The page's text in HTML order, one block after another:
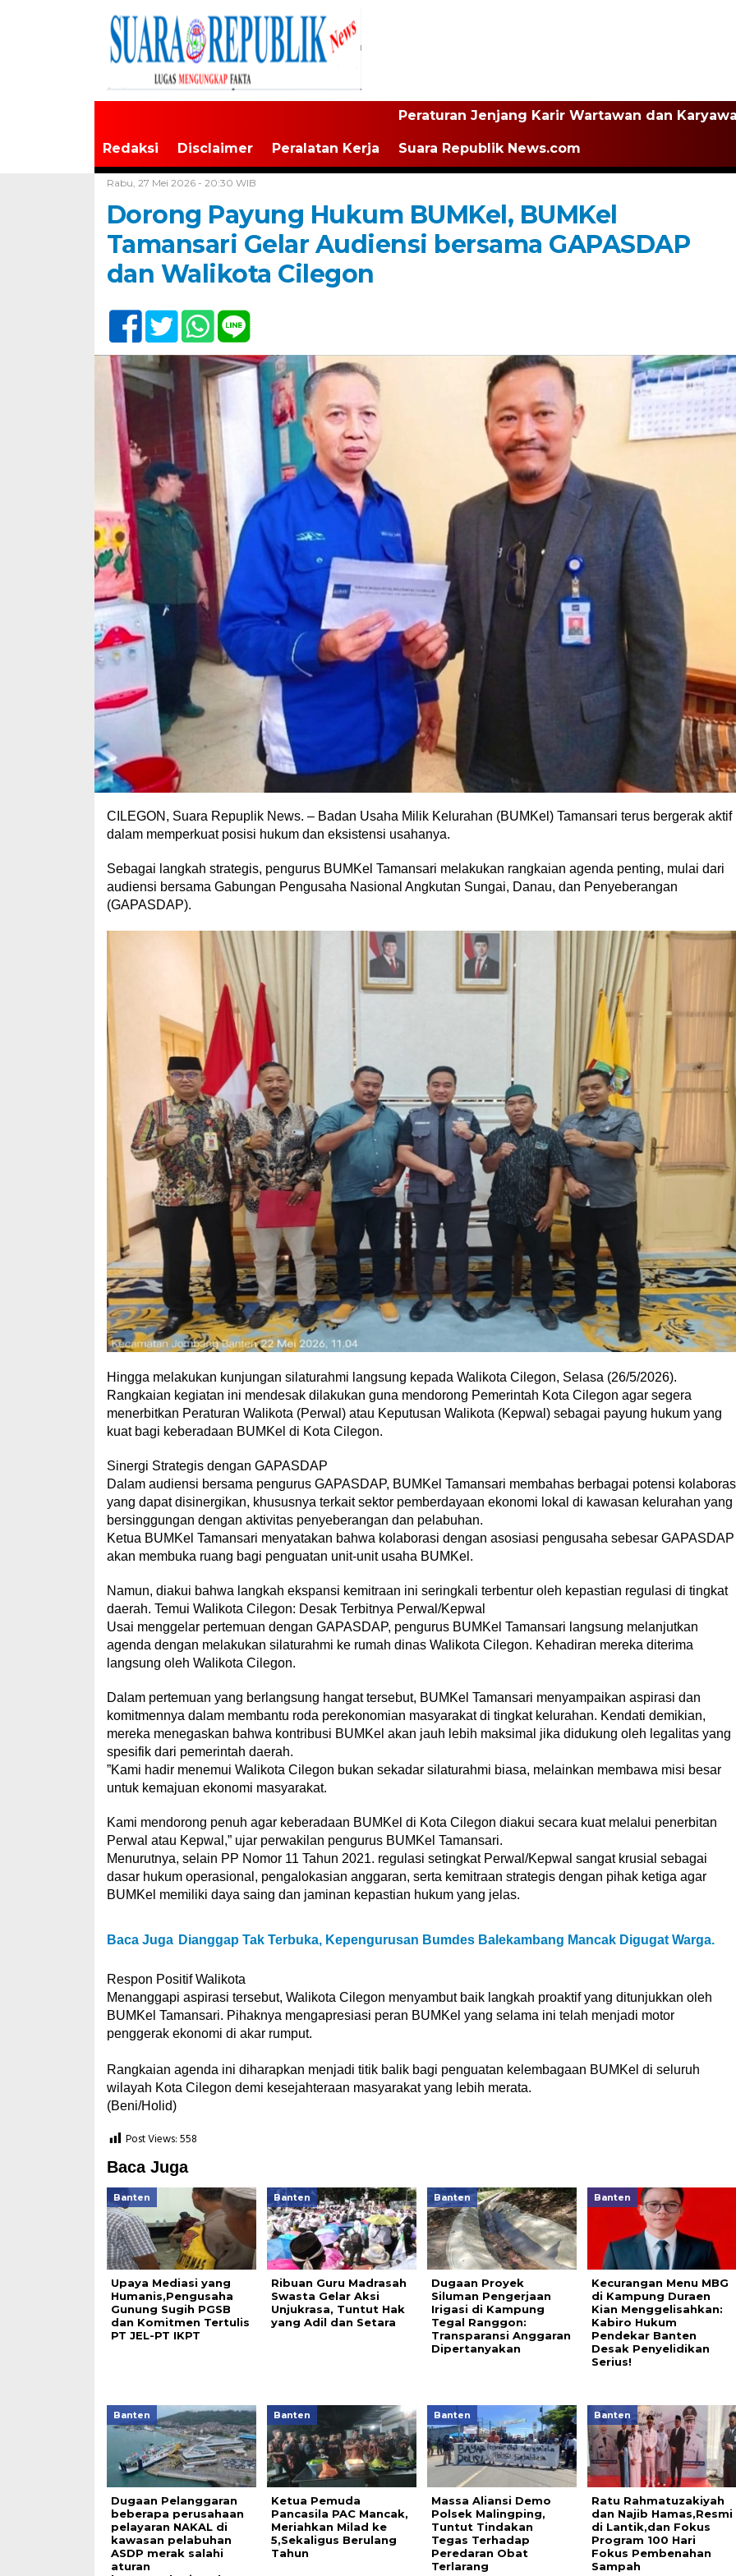
Redaksi Disclaimer Peralatan Kerja
Peraturan Jenjang Karir Wartawan dan
Suara Republik News.com
Rabu, 27 Mei 2026 - 20:30 WIB
Dorong Payung Hukum BUMKel, BUMKel
Tamansari Gelar Audiensi bersama GAPASDAP
dan Walikota Cilegon
​CILEGON, Suara Repuplik News. – Badan Usaha Milik Kelurahan (BUMKel) Tamansari terus bergerak aktif
dalam memperkuat posisi hukum dan eksistensi usahanya.
Sebagai langkah strategis, pengurus BUMKel Tamansari melakukan rangkaian agenda penting, mulai dari
audiensi bersama Gabungan Pengusaha Nasional Angkutan Sungai, Danau, dan Penyeberangan
(GAPASDAP).
Hingga melakukan kunjungan silaturahmi langsung kepada Walikota Cilegon, Selasa (26/5/2026).
​Rangkaian kegiatan ini mendesak dilakukan guna mendorong Pemerintah Kota Cilegon agar segera
menerbitkan Peraturan Walikota (Perwal) atau Keputusan Walikota (Kepwal) sebagai payung hukum yang
kuat bagi keberadaan BUMKel di Kota Cilegon.
​Sinergi Strategis dengan GAPASDAP
​Dalam audiensi bersama pengurus GAPASDAP, BUMKel Tamansari membahas berbagai potensi
yang dapat disinergikan, khususnya terkait sektor pemberdayaan ekonomi lokal di kawasan kelurahan yang
bersinggungan dengan aktivitas penyeberangan dan pelabuhan.
​Ketua BUMKel Tamansari menyatakan bahwa kolaborasi dengan asosiasi pengusaha sebesar GAPASDAP
akan membuka ruang bagi penguatan unit-unit usaha BUMKel.
Namun, diakui bahwa langkah ekspansi kemitraan ini seringkali terbentur oleh kepastian regulasi di tingkat
daerah. Temui Walikota Cilegon: Desak Terbitnya Perwal/Kepwal
​Usai menggelar pertemuan dengan GAPASDAP, pengurus BUMKel Tamansari langsung melanjutkan
agenda dengan melakukan silaturahmi ke rumah dinas Walikota Cilegon. Kehadiran mereka diterima
langsung oleh Walikota Cilegon.
​Dalam pertemuan yang berlangsung hangat tersebut, BUMKel Tamansari menyampaikan aspirasi dan
komitmennya dalam membantu roda perekonomian masyarakat di tingkat kelurahan. Kendati demikian,
mereka menegaskan bahwa kontribusi BUMKel akan jauh lebih maksimal jika didukung oleh legalitas yang
spesifik dari pemerintah daerah.
​”Kami hadir menemui Walikota Cilegon bukan sekadar silaturahmi biasa, melainkan membawa misi besar
untuk kemajuan ekonomi masyarakat.
Kami mendorong penuh agar keberadaan BUMKel di Kota Cilegon diakui secara kuat melalui penerbitan
Perwal atau Kepwal,” ujar perwakilan pengurus BUMKel Tamansari.
​Menurutnya, selain PP Nomor 11 Tahun 2021. regulasi setingkat Perwal/Kepwal sangat krusial sebagai
dasar hukum operasional, pengalokasian anggaran, serta kemitraan strategis dengan pihak ketiga agar
BUMKel memiliki daya saing dan jaminan kepastian hukum yang jelas.
Baca Juga Dianggap Tak Terbuka, Kepengurusan Bumdes Balekambang Mancak Digugat Warga.
​Respon Positif Walikota
​Menanggapi aspirasi tersebut, Walikota Cilegon menyambut baik langkah proaktif yang ditunjukkan oleh
BUMKel Tamansari. Pihaknya mengapresiasi peran BUMKel yang selama ini telah menjadi motor
penggerak ekonomi di akar rumput.
​Rangkaian agenda ini diharapkan menjadi titik balik bagi penguatan kelembagaan BUMKel di seluruh
wilayah Kota Cilegon demi kesejahteraan masyarakat yang lebih merata.
(Beni/Holid)
Post Views:558
Baca Juga
Banten
Upaya Mediasi yang
Humanis,Pengusaha
Gunung Sugih PGSB
dan Komitmen Tertulis
PT JEL-PT IKPT
Banten
Ribuan Guru Madrasah
Swasta Gelar Aksi
Unjukrasa, Tuntut Hak
yang Adil dan Setara
Banten
Dugaan Proyek
Siluman Pengerjaan
Irigasi di Kampung
Tegal Ranggon:
Transparansi Anggaran
Dipertanyakan
Banten
Kecurangan Menu MBG
di Kampung Duraen
Kian Menggelisahkan:
Kabiro Hukum
Pendekar Banten
Desak Penyelidikan
Serius!
Banten
Dugaan Pelanggaran
beberapa perusahaan
pelayaran NAKAL di
kawasan pelabuhan
ASDP merak salahi
aturan
Banten
Ketua Pemuda
Pancasila PAC Mancak,
Meriahkan Milad ke
5,Sekaligus Berulang
Tahun
Banten
Massa Aliansi Demo
Polsek Malingping,
Tuntut Tindakan
Tegas Terhadap
Peredaran Obat
Terlarang
Banten
Ratu Rahmatuzakiyah
dan Najib Hamas,Resmi
di Lantik,dan Fokus
Program 100 Hari
Fokus Pembenahan
Sampah